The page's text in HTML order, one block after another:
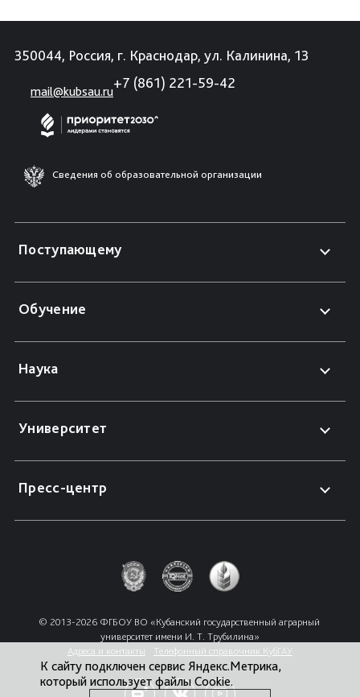
350044, Россия, г. Краснодар, ул. Калинина, 13
mail@kubsau.ru
+7 (861) 221-59-42
Сведения об образовательной организации
Поступающему
Обучение
Наука
Университет
Пресс-центр
© 2013-2026 ФГБОУ ВО «Кубанский государственный аграрный
университет имени И. Т. Трубилина»
Адреса и контакты
Телефонный справочник КубГАУ
К сайту подключен сервис Яндекс.Метрика,
который использует файлы Cookie.